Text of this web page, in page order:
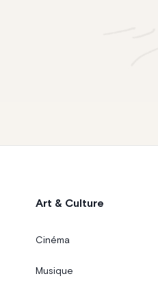
Art & Culture
Cinéma
Musique